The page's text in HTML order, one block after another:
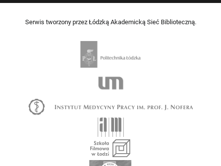
Serwis tworzony przez Łódzką Akademicką Sieć Biblioteczną.